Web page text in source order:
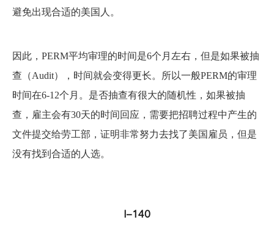
避免出现合适的美国人。
因此，PERM平均审理的时间是6个月左右，但是如果被抽
查（Audit），时间就会变得更长。所以一般PERM的审理
时间在6-12个月。是否抽查有很大的随机性，如果被抽
查，雇主会有30天的时间回应，需要把招聘过程中产生的
文件提交给劳工部，证明非常努力去找了美国雇员，但是
没有找到合适的人选。
I-140